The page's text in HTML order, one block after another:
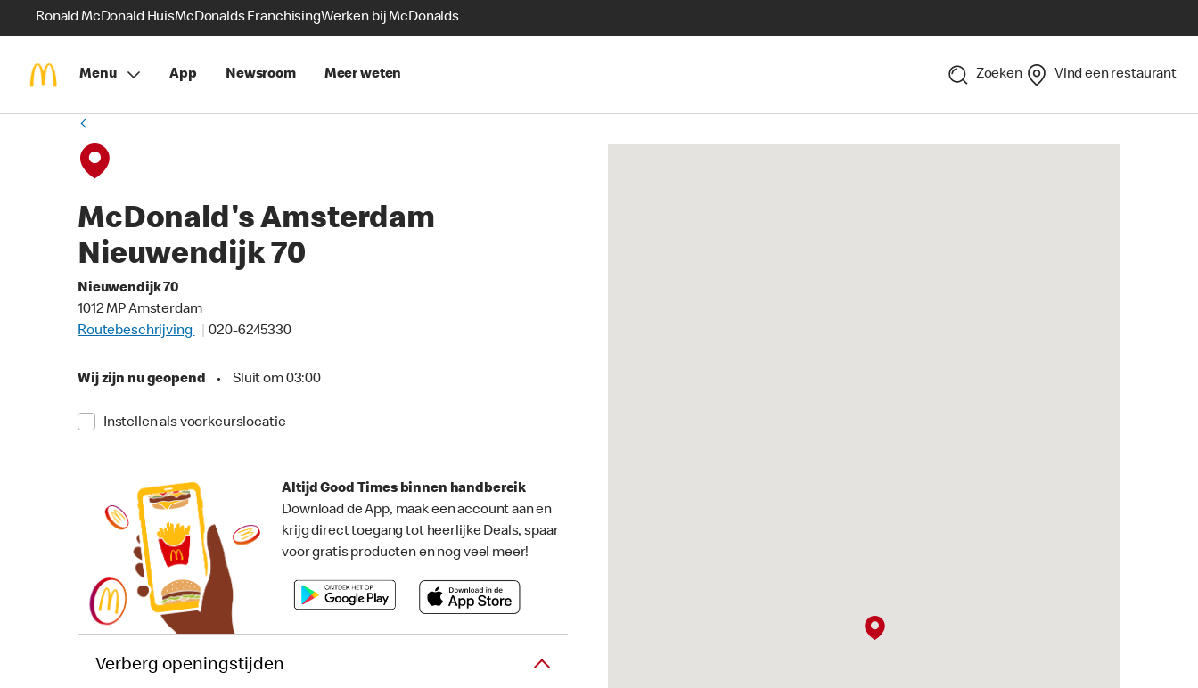
Ronald McDonald HuisMcDonalds FranchisingWerken bij McDonalds
Menu App Newsroom Meer weten Zoeken Vind een restaurant
McDonald's Amsterdam
Nieuwendijk 70
Nieuwendijk 70
1012 MP Amsterdam
Routebeschrijving
020-6245330
Wij zijn nu geopend • Sluit om 03:00
Instellen als voorkeurslocatie
Altijd Good Times binnen handbereik
Download de App, maak een account aan en
krijg direct toegang tot heerlijke Deals, spaar
voor gratis producten en nog veel meer!
Verberg openingstijden